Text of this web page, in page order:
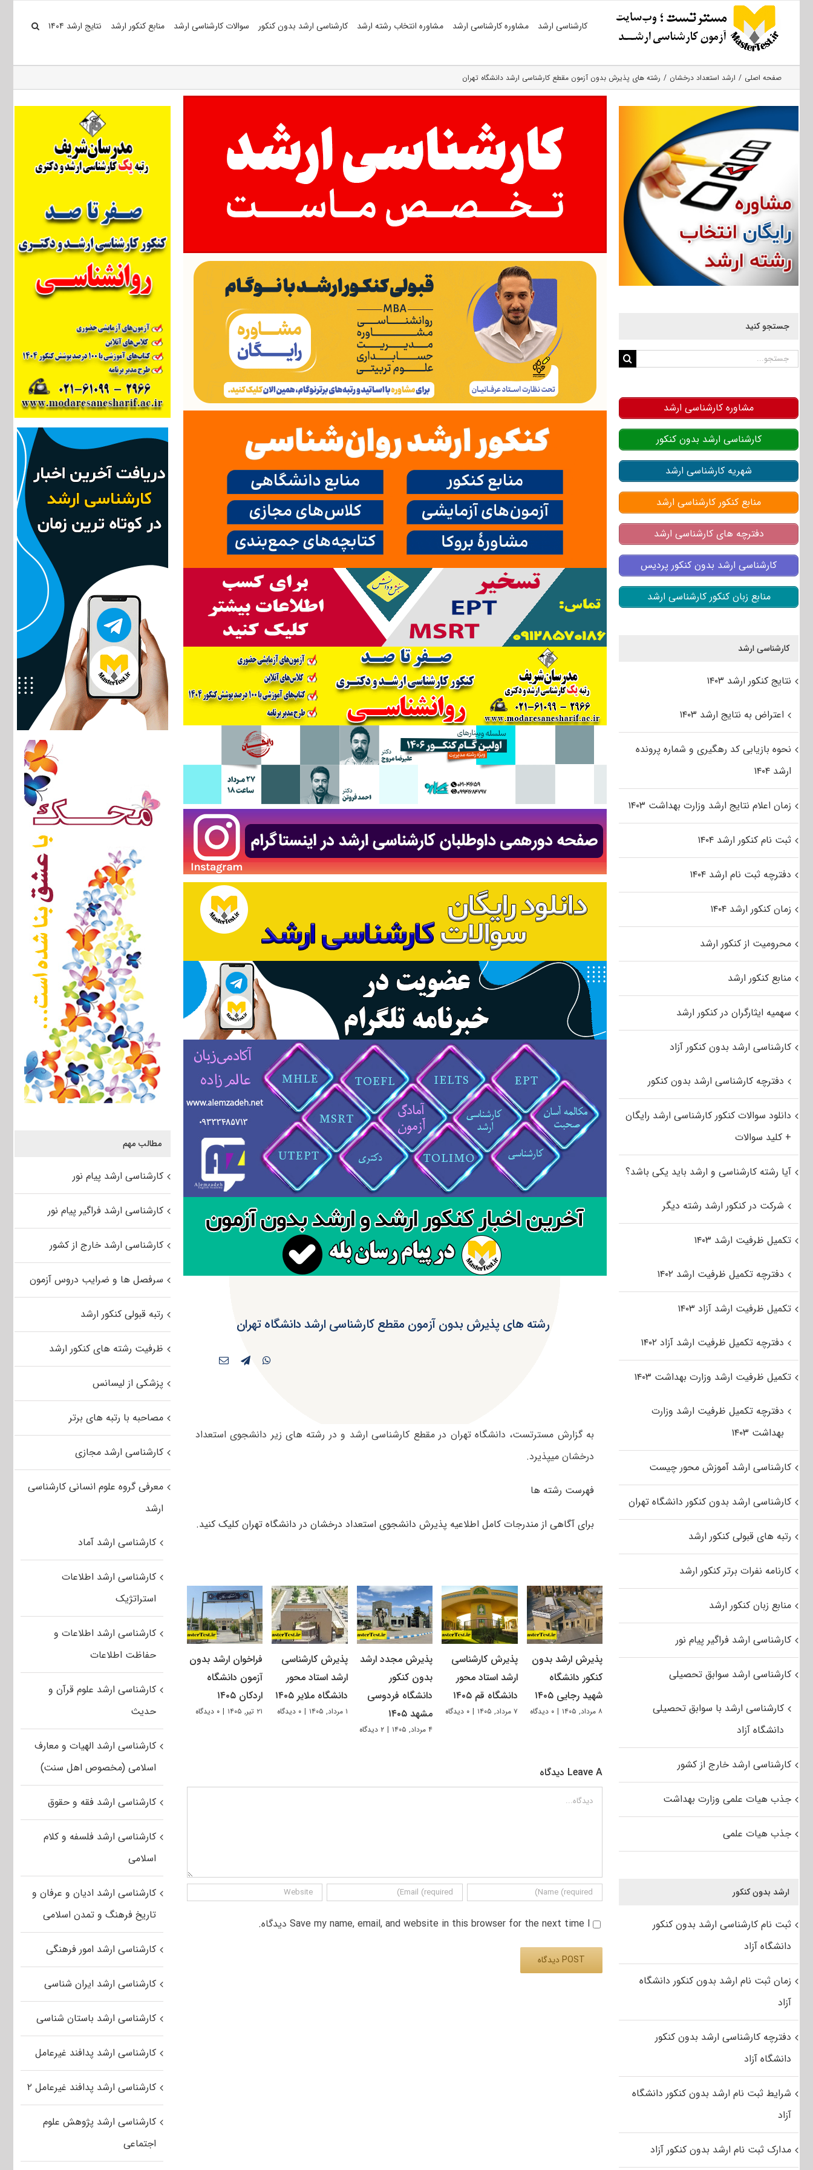
کارشناسی ارشد مشاوره کارشناسی ارشد مشاوره انتخاب رشته ارشد کارشناسی ارشد بدون کنکور سوالات کارشناسی ارشد منابع کنکور ارشد نتایج ارشد ۱۴۰۴
صفحه اصلی ارشد استعداد درخشان رشته های پذیرش بدون آزمون مقطع کارشناسی ارشد دانشگاه تهران
رشته های پذیرش بدون آزمون مقطع کارشناسی ارشد دانشگاه تهران
به گزارش مسترتست، دانشگاه تهران در مقطع کارشناسی ارشد و در رشته های زیر دانشجوی استعداد
درخشان میپذیرد.
فهرست رشته ها
برای آگاهی از مندرجات کامل اطلاعیه پذیرش دانشجوی استعداد درخشان در دانشگاه تهران کلیک کنید.
پذیرش ارشد بدون
کنکور دانشگاه
شهید رجایی ۱۴۰۵
۸ مرداد, ۱۴۰۵ | ۰ دیدگاه
پذیرش کارشناسی
ارشد استاد محور
دانشگاه قم ۱۴۰۵
۷ مرداد, ۱۴۰۵ | ۰ دیدگاه
پذیرش مجدد ارشد
بدون کنکور
دانشگاه فردوسی
مشهد ۱۴۰۵
۴ مرداد, ۱۴۰۵ | ۲ دیدگاه
پذیرش کارشناسی
ارشد استاد محور
دانشگاه ملایر ۱۴۰۵
۱ مرداد, ۱۴۰۵ | ۰ دیدگاه
فراخوان ارشد بدون
آزمون دانشگاه
اردکان ۱۴۰۵
۲۱ تیر, ۱۴۰۵ | ۰ دیدگاه
Leave A دیدگاه
دیدگاه
Save my name, email, and website in this browser for the next time I دیدگاه.
مطالب مهم
کارشناسی ارشد پیام نور
کارشناسی ارشد فراگیر پیام نور
کارشناسی ارشد خارج از کشور
سرفصل ها و ضرایب دروس آزمون
رتبه قبولی کنکور ارشد
ظرفیت رشته های کنکور ارشد
پزشکی از لیسانس
مصاحبه با رتبه های برتر
کارشناسی ارشد مجازی
معرفی گروه علوم انسانی کارشناسی
ارشد
کارشناسی ارشد آماد
کارشناسی ارشد اطلاعات
استراتژیک
کارشناسی ارشد اطلاعات و
حفاظت اطلاعات
کارشناسی ارشد علوم قرآن و
حدیث
کارشناسی ارشد الهیات و معارف
اسلامی (مخصوص اهل سنت)
کارشناسی ارشد فقه و حقوق
کارشناسی ارشد فلسفه و کلام
اسلامی
کارشناسی ارشد ادیان و عرفان و
تاریخ فرهنگ و تمدن اسلامی
کارشناسی ارشد امور فرهنگی
کارشناسی ارشد ایران شناسی
کارشناسی ارشد باستان شناسی
کارشناسی ارشد پدافند غیرعامل
کارشناسی ارشد پدافند غیرعامل ۲
کارشناسی ارشد پژوهش علوم
اجتماعی
جستجو کنید
جستجو
مشاوره کارشناسی ارشد
کارشناسی ارشد بدون کنکور
شهریه کارشناسی ارشد
منابع کنکور کارشناسی ارشد
دفترچه های کارشناسی ارشد
کارشناسی ارشد بدون کنکور پردیس
منابع زبان کنکور کارشناسی ارشد
کارشناسی ارشد
نتایج کنکور ارشد ۱۴۰۳
اعتراض به نتایج ارشد ۱۴۰۳
نحوه بازیابی کد رهگیری و شماره پرونده
ارشد ۱۴۰۴
زمان اعلام نتایج ارشد وزارت بهداشت ۱۴۰۳
ثبت نام کنکور ارشد ۱۴۰۴
دفترچه ثبت نام ارشد ۱۴۰۴
زمان کنکور ارشد ۱۴۰۴
محرومیت از کنکور ارشد
منابع کنکور ارشد
سهمیه ایثارگران در کنکور ارشد
کارشناسی ارشد بدون کنکور آزاد
دفترچه کارشناسی ارشد بدون کنکور
دانلود سوالات کنکور کارشناسی ارشد رایگان
+ کلید سوالات
آیا رشته کارشناسی و ارشد باید یکی باشد؟
شرکت در کنکور ارشد رشته دیگر
تکمیل ظرفیت ارشد ۱۴۰۳
دفترچه تکمیل ظرفیت ارشد ۱۴۰۲
تکمیل ظرفیت ارشد آزاد ۱۴۰۳
دفترچه تکمیل ظرفیت ارشد آزاد ۱۴۰۲
تکمیل ظرفیت ارشد وزارت بهداشت ۱۴۰۳
دفترچه تکمیل ظرفیت ارشد وزارت
بهداشت ۱۴۰۳
کارشناسی ارشد آموزش محور چیست
کارشناسی ارشد بدون کنکور دانشگاه تهران
رتبه های قبولی کنکور ارشد
کارنامه نفرات برتر کنکور ارشد
منابع زبان کنکور ارشد
کارشناسی ارشد فراگیر پیام نور
کارشناسی ارشد سوابق تحصیلی
کارشناسی ارشد با سوابق تحصیلی
دانشگاه آزاد
کارشناسی ارشد خارج از کشور
جذب هیات علمی وزارت بهداشت
جذب هیات علمی
ارشد بدون کنکور
ثبت نام کارشناسی ارشد بدون کنکور
دانشگاه آزاد
زمان ثبت نام ارشد بدون کنکور دانشگاه
آزاد
دفترچه کارشناسی ارشد بدون کنکور
دانشگاه آزاد
شرایط ثبت نام ارشد بدون کنکور دانشگاه
آزاد
مدارک ثبت نام ارشد بدون کنکور آزاد